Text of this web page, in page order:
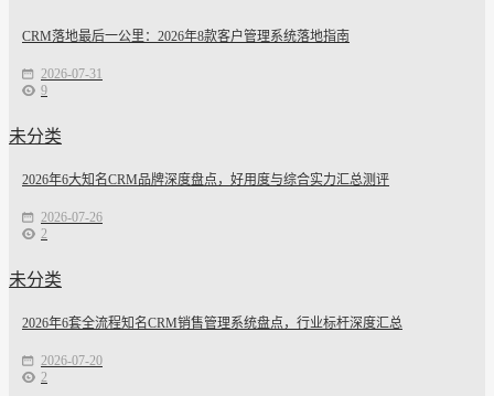
CRM落地最后一公里：2026年8款客户管理系统落地指南
2026-07-31
9
未分类
2026年6大知名CRM品牌深度盘点，好用度与综合实力汇总测评
2026-07-26
2
未分类
2026年6套全流程知名CRM销售管理系统盘点，行业标杆深度汇总
2026-07-20
2